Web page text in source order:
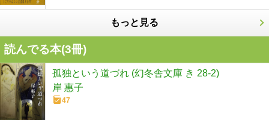
もっと見る
読んでる本(3冊)
孤独という道づれ (幻冬舎文庫 き 28-2)
岸 惠子
47